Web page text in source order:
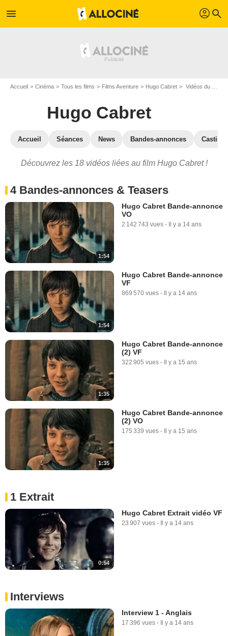
menu profil search
Accueil Cinéma Tous les films Films Aventure Hugo Cabret Vidéos du film Hugo Cabret
Hugo Cabret
Accueil Séances News Bandes-annonces Casting
Découvrez les 18 vidéos liées au film Hugo Cabret !
4 Bandes-annonces & Teasers
1:54
Hugo Cabret Bande-annonce
VO
2 142 743 vues - Il y a 14 ans
1:54
Hugo Cabret Bande-annonce
VF
869 570 vues - Il y a 14 ans
1:35
Hugo Cabret Bande-annonce
(2) VF
322 905 vues - Il y a 15 ans
1:35
Hugo Cabret Bande-annonce
(2) VO
175 339 vues - Il y a 15 ans
1 Extrait
0:54
Hugo Cabret Extrait vidéo VF
23 907 vues - Il y a 14 ans
Interviews
Interview 1 - Anglais
17 396 vues - Il y a 14 ans